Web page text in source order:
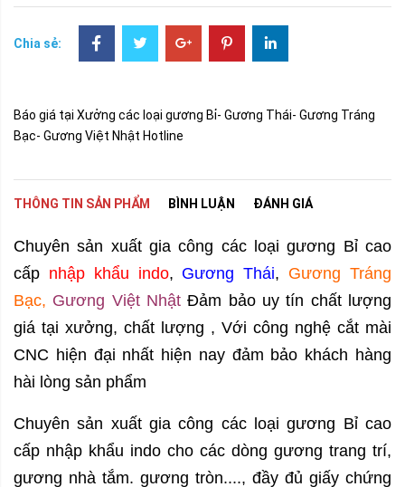
Chia sẻ:
Báo giá tại Xưởng các loại gương Bỉ- Gương Thái- Gương Tráng
Bạc- Gương Việt Nhật Hotline
THÔNG TIN SẢN PHẨM BÌNH LUẬN ĐÁNH GIÁ
Chuyên sản xuất gia công các loạigương Bỉ cao
cấp nhập khẩu indo, Gương Thái, Gương Tráng
Bạc, Gương Việt Nhật Đảm bảo uy tín chất lượng
giá tại xưởng, chất lượng , Với công nghệ cắt mài
CNC hiện đại nhất hiện nay đảm bảo khách hàng
hài lòng sản phẩm
Chuyên sản xuất gia công các loại gương Bỉ cao
cấp nhập khẩu indo cho các dòng gương trang trí,
gương nhà tắm. gương tròn...., đầy đủ giấy chứng